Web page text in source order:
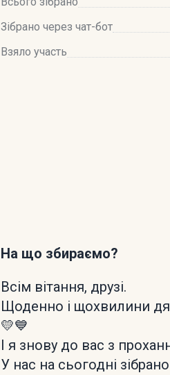
Зібрано через чат-бот
Взяло участь
На що збираємо?
Всім вітання, друзі.
Щоденно і щохвилини
💛💙
І я знову до вас з
У нас на сьогодні зібрано